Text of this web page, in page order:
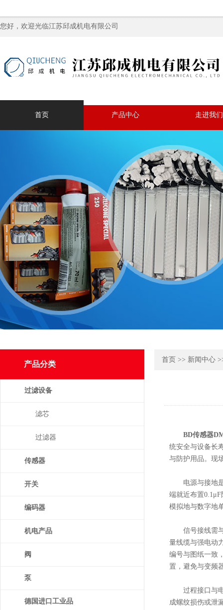
您好，欢迎光临江苏邱成机电有限公司
首页 产品中心 走进我们
产品分类
过滤设备
滤芯
过滤器
传感器
开关
编码器
机电产品
阀
泵
德国进口工业品
首页 >> 新闻中心
BD传感器
统安全与设备长
与防护用品。现
电源与接地是
端就近布置
模拟地与数字地
信号接线需与
量线缆与强电动
编号与图纸一致
置，避免与变频
过程接口与电
成螺纹损伤或泄